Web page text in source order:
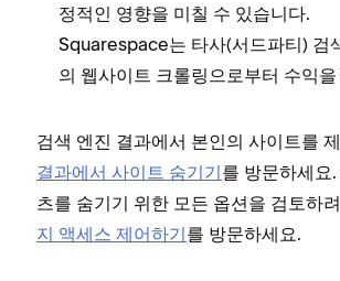
정적인 영향을 미칠 수 있습니다.
Squarespace는 타사(서드파티) 검
의 웹사이트 크롤링으로부터 수익
검색 엔진 결과에서 본인의 사이트를
결과에서 사이트 숨기기를 방문하세요
츠를 숨기기 위한 모든 옵션을 검토하
지 액세스 제어하기를 방문하세요.